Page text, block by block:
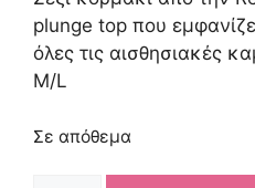
plunge top που
όλες τις αισθησιακές
M/L
Σε απόθεμα